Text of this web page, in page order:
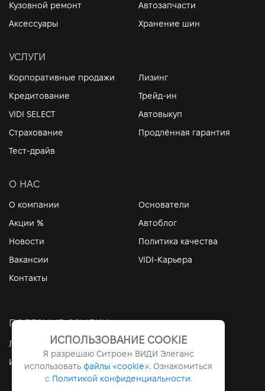
Кузовной ремонт
Автозапчасти
Аксессуары
Хранение шин
УСЛУГИ
Корпоративные продажи
Лизинг
Кредитование
Трейд-ин
VIDI SELECT
Автовыкуп
Страхование
Продлённая гарантия
Тест-драйв
О НАС
О компании
Основатели
Акции %
Автоблог
Новости
Политика качества
Вакансии
VIDI-Карьера
Контакты
ПОЛЕЗНЫЕ ССЫЛКИ
Личный кабинет
Контакты
Информация
Архив
ИСПОЛЬЗОВАНИЕ COOKIE
Я разрешаю Ситроен ВИДИ Элеганс
использовать файлы «cookie». Ознакомиться
с Политикой конфиденциальности.